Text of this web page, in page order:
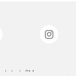
da 3M.